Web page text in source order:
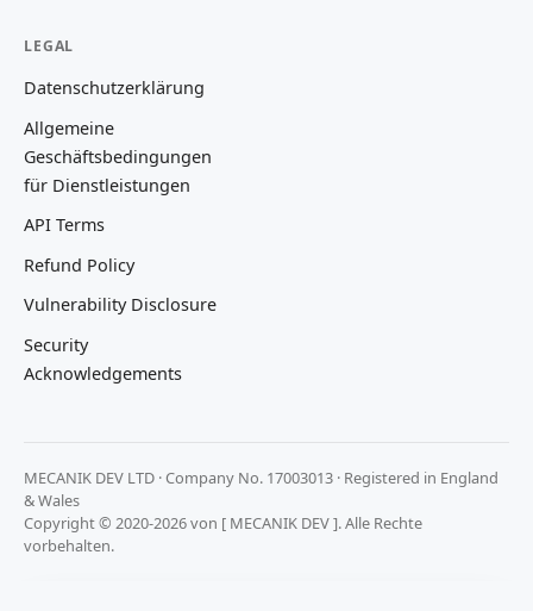
LEGAL
Datenschutzerklärung
Allgemeine
Geschäftsbedingungen
für Dienstleistungen
API Terms
Refund Policy
Vulnerability Disclosure
Security
Acknowledgements
MECANIK DEV LTD · Company No. 17003013 · Registered in England
& Wales
Copyright © 2020-2026 von [ MECANIK DEV ]. Alle Rechte
vorbehalten.